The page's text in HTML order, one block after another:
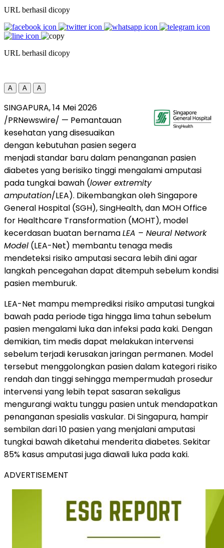
URL berhasil dicopy
URL berhasil dicopy
A A A
SINGAPURA, 14 Mei 2026
/PRNewswire/ — Pemantauan
kesehatan yang disesuaikan
dengan kebutuhan pasien segera
menjadi standar baru dalam penanganan pasien
diabetes yang berisiko tinggi mengalami amputasi
pada tungkai bawah (lower extremity
amputation/LEA). Dikembangkan oleh Singapore
General Hospital (SGH), SingHealth, dan MOH Office
for Healthcare Transformation (MOHT), model
kecerdasan buatan bernamaLEA – Neural Network
Model (LEA-Net) membantu tenaga medis
mendeteksi risiko amputasi secara lebih dini agar
langkah pencegahan dapat ditempuh sebelum kondisi
pasien memburuk.
LEA-Net mampu memprediksi risiko amputasi tungkai
bawah pada periode tiga hingga lima tahun sebelum
pasien mengalami luka dan infeksi pada kaki. Dengan
demikian, tim medis dapat melakukan intervensi
sebelum terjadi kerusakan jaringan permanen. Model
tersebut menggolongkan pasien dalam kategori risiko
rendah dan tinggi sehingga mempermudah prosedur
intervensi yang lebih tepat sasaran sekaligus
mengurangi waktu tunggu pasien untuk mendapatkan
penanganan spesialis vaskular. Di Singapura, hampir
sembilan dari 10 pasien yang menjalani amputasi
tungkai bawah diketahui menderita diabetes. Sekitar
85% kasus amputasi juga diawali luka pada kaki.
ADVERTISEMENT